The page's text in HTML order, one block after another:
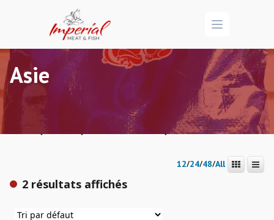
Open menu
Asie
Saveurs du Monde / Asie
12/24/48/All
2 résultats affichés